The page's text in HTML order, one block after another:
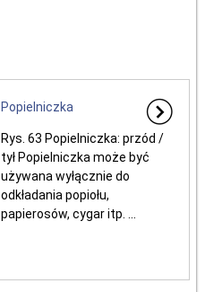
Popielniczka
Rys. 63 Popielniczka: przód /
tył Popielniczka może być
używana wyłącznie do
odkładania popiołu,
papierosów, cygar itp. ...